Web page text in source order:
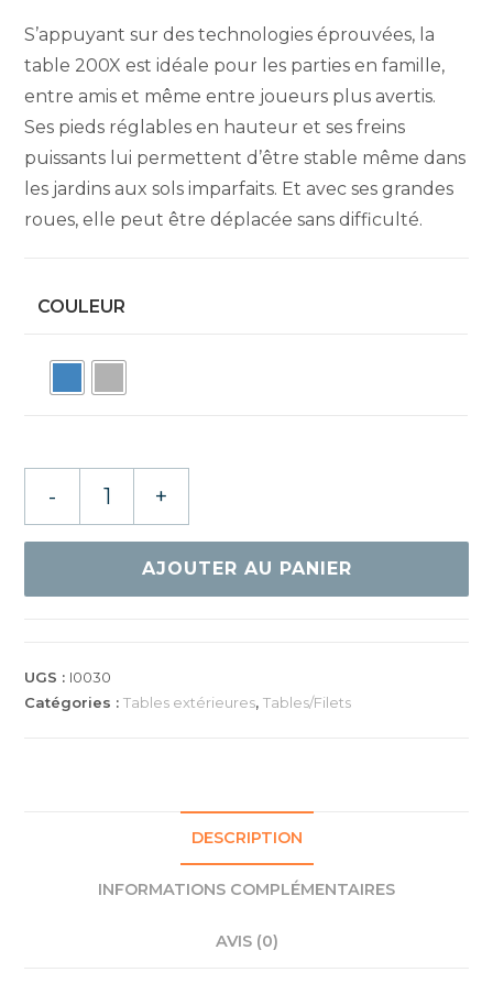
S’appuyant sur des technologies éprouvées, la
table 200X est idéale pour les parties en famille,
entre amis et même entre joueurs plus avertis.
Ses pieds réglables en hauteur et ses freins
puissants lui permettent d’être stable même dans
les jardins aux sols imparfaits. Et avec ses grandes
roues, elle peut être déplacée sans difficulté.
COULEUR
- +
AJOUTER AU PANIER
UGS : I0030
Catégories :Tables extérieures,Tables/Filets
DESCRIPTION
INFORMATIONS COMPLÉMENTAIRES
AVIS (0)